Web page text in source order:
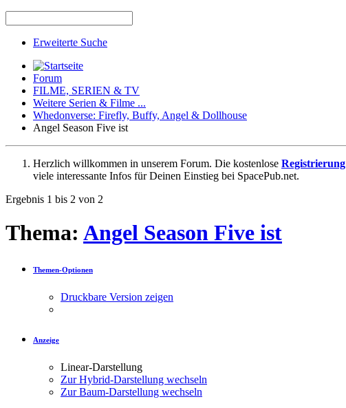
Erweiterte Suche
Forum
FILME, SERIEN & TV
Weitere Serien & Filme ...
Whedonverse: Firefly, Buffy, Angel & Dollhouse
Angel Season Five ist
Herzlich willkommen in unserem Forum. Die kostenlose Registrierung
viele interessante Infos für Deinen Einstieg bei SpacePub.net.
Ergebnis 1 bis 2 von 2
Thema: Angel Season Five ist
Themen-Optionen
Druckbare Version zeigen
Anzeige
Linear-Darstellung
Zur Hybrid-Darstellung wechseln
Zur Baum-Darstellung wechseln